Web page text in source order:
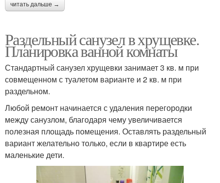
читать дальше →
Раздельный санузел в хрущевке.
Планировка ванной комнаты
Стандартный санузел хрущевки занимает 3 кв. м при
совмещенном с туалетом варианте и 2 кв. м при
раздельном.
Любой ремонт начинается с удаления перегородки
между санузлом, благодаря чему увеличивается
полезная площадь помещения. Оставлять раздельный
вариант желательно только, если в квартире есть
маленькие дети.